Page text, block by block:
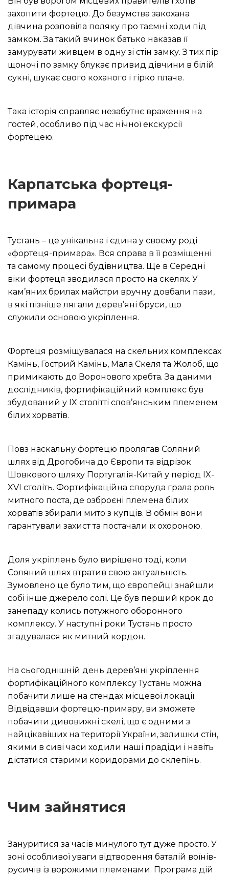
захопити фортецю. До безумства закохана
дівчина розповіла поляку про таємні ходи під
замком. За такий вчинок батько наказав її
замурувати живцем в одну зі стін замку. З тих пір
щоночі по замку блукає привид дівчини в білій
сукні, шукає свого коханого і гірко плаче.
Така історія справляє незабутнє враження на
гостей, особливо під час нічної екскурсії
фортецею.
Карпатська фортеця-
примара
Тустань – це унікальна і єдина у своєму роді
«фортеця-примара». Вся справа в її розміщенні
та самому процесі будівництва. Ще в Середні
віки фортеця зводилася просто на скелях. У
кам’яних брилах майстри вручну довбали пази,
в які пізніше лягали дерев’яні бруси, що
служили основою укріплення.
Фортеця розміщувалася на скельних комплексах
Камінь, Гострий Камінь, Мала Скеля та Жолоб, що
примикають до Воронового хребта. За даними
дослідників, фортифікаційний комплекс був
збудований у IX столітті слов’янським племенем
білих хорватів.
Повз наскальну фортецю пролягав Соляний
шлях від Дрогобича до Європи та відрізок
Шовкового шляху Португалія-Китай у період IX-
XVI століть. Фортифікаційна споруда грала роль
митного поста, де озброєні племена білих
хорватів збирали мито з купців. В обмін вони
гарантували захист та постачали їх охороною.
Доля укріплень було вирішено тоді, коли
Соляний шлях втратив свою актуальність.
Зумовлено це було тим, що європейці знайшли
собі інше джерело солі. Це був перший крок до
занепаду колись потужного оборонного
комплексу. У наступні роки Тустань просто
згадувалася як митний кордон.
На сьогоднішній день дерев’яні укріплення
фортифікаційного комплексу Тустань можна
побачити лише на стендах місцевої локації.
Відвідавши фортецю-примару, ви зможете
побачити дивовижні скелі, що є одними з
найцікавіших на території України, залишки стін,
якими в сиві часи ходили наші прадіди і навіть
дістатися старими коридорами до склепінь.
Чим зайнятися
Зануритися за часів минулого тут дуже просто. У
зоні особливої уваги відтворення баталій воїнів-
русичів із ворожими племенами. Програма дій